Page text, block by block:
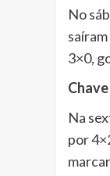
No
3×0,
Chave
Na
por